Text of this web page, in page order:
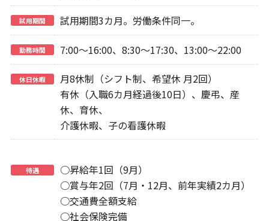
試用期間 試用期間3カ月。労働条件同一。
勤務時間 7:00～16:00、8:30～17:30、13:00～22:00
休日休暇
月8休制（シフト制、希望休 月2回）
有休（入職6カ月経過後10日）、慶弔、産
休、育休、
介護休暇、子の看護休暇
待遇
○昇給年1回（9月）
○賞与年2回（7月・12月、前年実績2カ月）
○交通費全額支給
○社会保険完備